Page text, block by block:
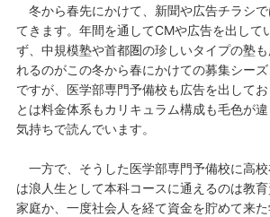
冬から春先にかけて、新聞や広告チラシ
てきます。年間を通してCMや広告を出して
ず、中規模塾や首都圏の珍しいタイプの塾
れるのがこの冬から春にかけての募集シー
ですが、医学部専門予備校も広告を出して
とは料金体系もカリキュラム構成も毛色が
気持ちで読んでいます。
一方で、そうした医学部専門予備校に高
は浪人生として本科コースに通えるのは教
家庭か、一度社会人を経て資金を貯めて来